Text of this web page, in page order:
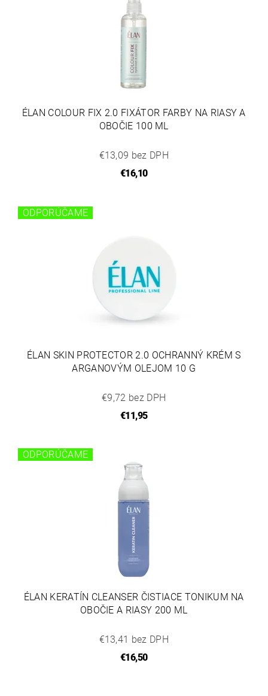
ÉLAN COLOUR FIX 2.0 FIXÁTOR FARBY NA RIASY A
OBOČIE 100 ML
€13,09 bez DPH
€16,10
ODPORÚČAME
ÉLAN SKIN PROTECTOR 2.0 OCHRANNÝ KRÉM S
ARGANOVÝM OLEJOM 10 G
€9,72 bez DPH
€11,95
ODPORÚČAME
ÉLAN KERATÍN CLEANSER ČISTIACE TONIKUM NA
OBOČIE A RIASY 200 ML
€13,41 bez DPH
€16,50